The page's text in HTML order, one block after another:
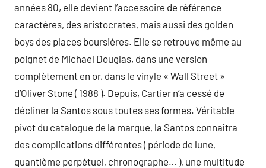
années 80, elle devient l’accessoire de référence
caractères, des aristocrates, mais aussi des golden
boys des places boursières. Elle se retrouve même au
poignet de Michael Douglas, dans une version
complètement en or, dans le vinyle « Wall Street »
d’Oliver Stone ( 1988 ). Depuis, Cartier n’a cessé de
décliner la Santos sous toutes ses formes. Véritable
pivot du catalogue de la marque, la Santos connaîtra
des complications différentes ( période de lune,
quantième perpétuel, chronographe… ), une multitude